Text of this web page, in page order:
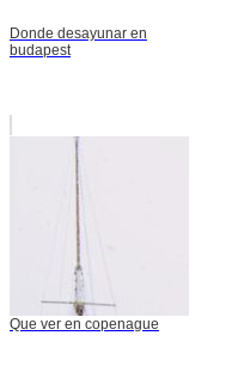
Donde desayunar en
budapest
Que ver en copenague